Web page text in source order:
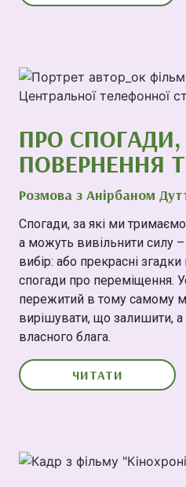
ПРО СПОГАДИ,
ПОВЕРНЕННЯ
Розмова з Анірбаном
Спогади, за які ми
а можуть вивільнити силу
вибір: або прекрасні
спогади про переміщення.
пережитий в тому самому
вирішувати, що залишити, а
власного блага.
ЧИТАТИ